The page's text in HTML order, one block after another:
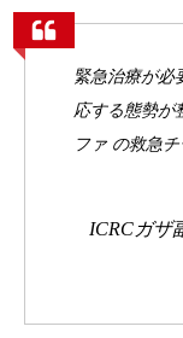
緊急治療が必
応する態勢が
ファ の救急
ICRCガザ